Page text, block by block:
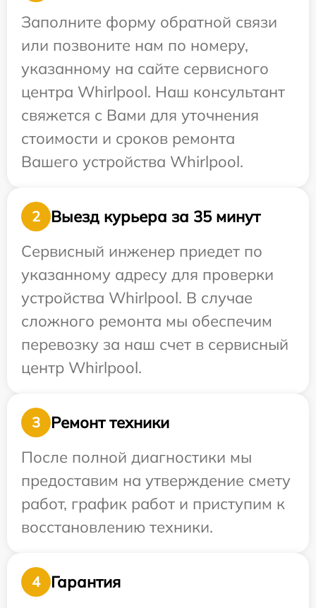
Заполните форму обратной связи
или позвоните нам по номеру,
указанному на сайте сервисного
центра Whirlpool. Наш консультант
свяжется с Вами для уточнения
стоимости и сроков ремонта
Вашего устройства Whirlpool.
2
Выезд курьера за 35 минут
Сервисный инженер приедет по
указанному адресу для проверки
устройства Whirlpool. В случае
сложного ремонта мы обеспечим
перевозку за наш счет в сервисный
центр Whirlpool.
3
Ремонт техники
После полной диагностики мы
предоставим на утверждение смету
работ, график работ и приступим к
восстановлению техники.
4
Гарантия